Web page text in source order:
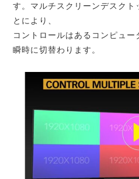
す。マルチスクリーンデスクト
とにより、
コントロールはあるコンピュー
瞬時に切替わります。